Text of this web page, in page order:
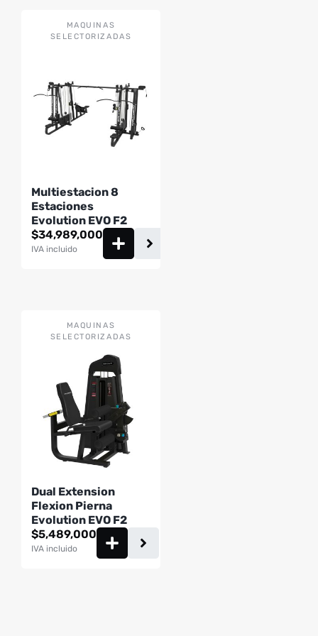
MAQUINAS
SELECTORIZADAS
Multiestacion 8
Estaciones
Evolution EVO F2
$34,989,000
IVA incluido
MAQUINAS
SELECTORIZADAS
Dual Extension
Flexion Pierna
Evolution EVO F2
$5,489,000
IVA incluido